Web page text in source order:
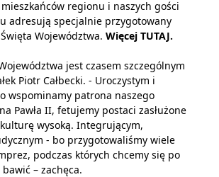
regionu i naszych gości
adresują specjalnie przygotowany
Województwa. Więcej TUTAJ.
jest czasem szczególnym
Piotr Całbecki. - Uroczystym i
wspominamy patrona naszego
Pawła II, fetujemy postaci zasłużone
wysoką. Integrującym,
- bo przygotowaliśmy wiele
podczas których chcemy się po
– zachęca.